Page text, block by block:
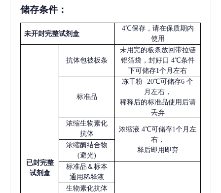
储存条件：
未开封完整试剂盒
4℃保存，请在保质期内
使用
已封完整
试剂盒
抗体包被板条
未用完的板条放回带拉链
铝箔袋，封好口 4℃条件
下可储存1个月左右
标准品
冻干粉 -20℃可储存6 个
月左右，
稀释后的标准品使用后请
丢弃
浓缩生物素化
抗体
浓缩液 4℃可储存1个月左
右，
释后即用即弃
浓缩酶结合物
(避光)
标准品＆标本
通用稀释液
生物素化抗体